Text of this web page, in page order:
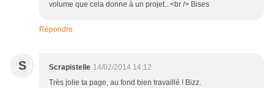
volume que cela donne à un projet...<br /> Bises
Répondre
S Scrapistelle 14/02/2014 14:12
Très jolie ta page, au fond bien travaillé ! Bizz.